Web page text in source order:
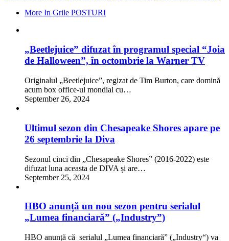
More In Grile POSTURI
„Beetlejuice” difuzat în programul special “Joia
de Halloween”, în octombrie la Warner TV
Originalul „Beetlejuice”, regizat de Tim Burton, care domină
acum box office-ul mondial cu…
September 26, 2024
Ultimul sezon din Chesapeake Shores apare pe
26 septembrie la Diva
Sezonul cinci din „Chesapeake Shores” (2016-2022) este
difuzat luna aceasta de DIVA și are…
September 25, 2024
HBO anunță un nou sezon pentru serialul
„Lumea financiară” („Industry”)
HBO anunță că serialul „Lumea financiară” („Industry“) va